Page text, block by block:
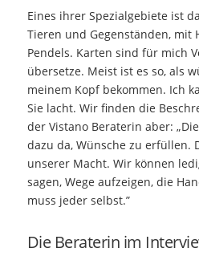
Eines ihrer Spezialgebiete ist
Tieren und Gegenständen, mit
Pendels. Karten sind für mich
übersetze. Meist ist es so, als
meinem Kopf bekommen. Ich
Sie lacht. Wir finden die
der Vistano Beraterin aber:
dazu da, Wünsche zu erfüllen.
unserer Macht. Wir können
sagen, Wege aufzeigen, die
muss jeder selbst.”
Die Beraterin im